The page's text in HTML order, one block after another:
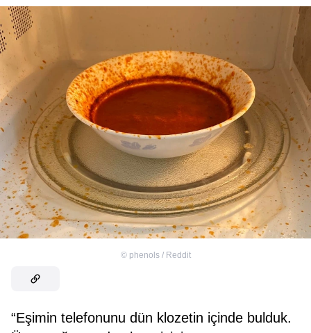
© phenols / Reddit
“Eşimin telefonunu dün klozetin içinde bulduk.